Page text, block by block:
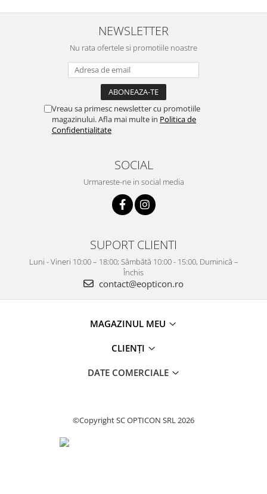
NEWSLETTER
Nu rata ofertele si promotiile noastre
Vreau sa primesc newsletter cu promotiile
magazinului. Afla mai multe in Politica de
Confidentialitate
SOCIAL
Urmareste-ne in social media
SUPORT CLIENTI
Luni - Vineri 10:00 – 18:00; Sâmbătă 10:00 - 15:00, Duminică –
Închis
contact@eopticon.ro
MAGAZINUL MEU
CLIENȚI
DATE COMERCIALE
©Copyright SC OPTICON SRL 2026